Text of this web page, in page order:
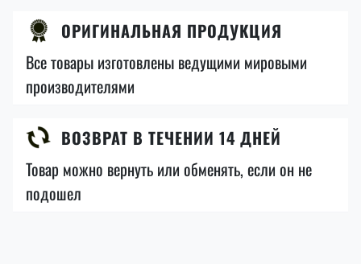
ОРИГИНАЛЬНАЯ ПРОДУКЦИЯ
Все товары изготовлены ведущими мировыми
производителями
ВОЗВРАТ В ТЕЧЕНИИ 14 ДНЕЙ
Товар можно вернуть или обменять, если он не
подошел